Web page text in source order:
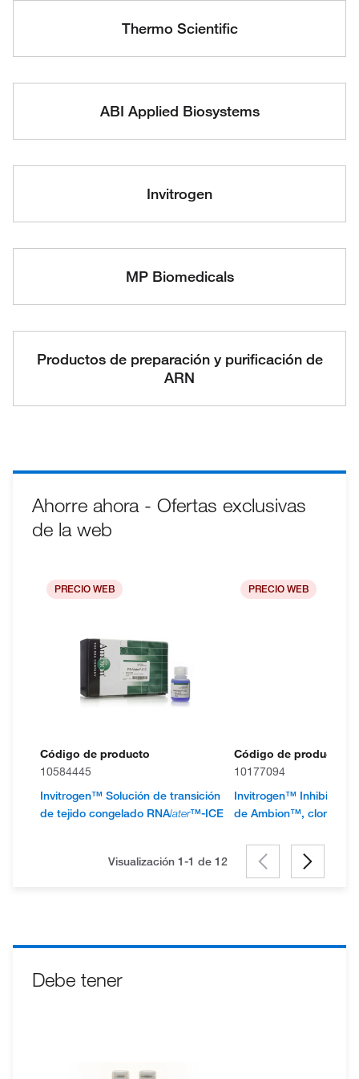
Thermo Scientific
ABI Applied Biosystems
Invitrogen
MP Biomedicals
Productos de preparación y purificación de
ARN
Ahorre ahora - Ofertas exclusivas
de la web
PRECIO WEB
Código de producto
10584445
Invitrogen™ Solución de transición
de tejido congelado RNAlater™-ICE
PRECIO WEB
Código de producto
10177094
Invitrogen™ Inhibidor
de Ambion™, clonado,
Visualización 1-1 de 12
Debe tener